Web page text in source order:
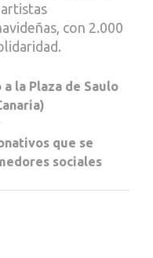
con 2.000
la Plaza de Saulo
que se
sociales